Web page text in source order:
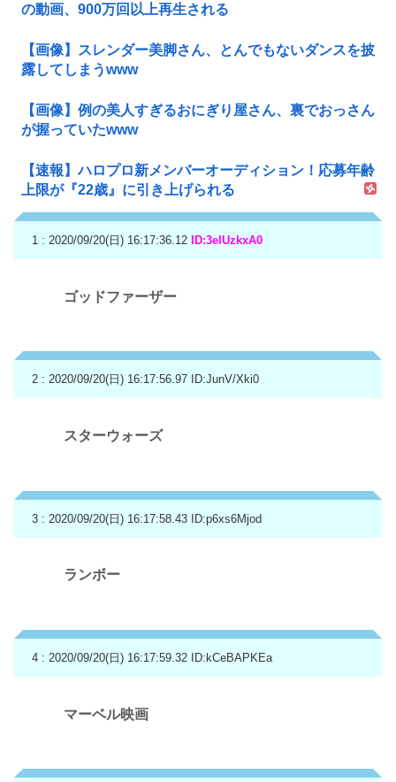
の動画、900万回以上再生される
【画像】スレンダー美脚さん、とんでもないダンスを披
露してしまうwww
【画像】例の美人すぎるおにぎり屋さん、裏でおっさん
が握っていたwww
【速報】ハロプロ新メンバーオーディション！応募年齢
上限が『22歳』に引き上げられる
1 : 2020/09/20(日) 16:17:36.12 ID:3elUzkxA0
ゴッドファーザー
2 : 2020/09/20(日) 16:17:56.97 ID:JunV/Xki0
スターウォーズ
3 : 2020/09/20(日) 16:17:58.43 ID:p6xs6Mjod
ランボー
4 : 2020/09/20(日) 16:17:59.32 ID:kCeBAPKEa
マーベル映画